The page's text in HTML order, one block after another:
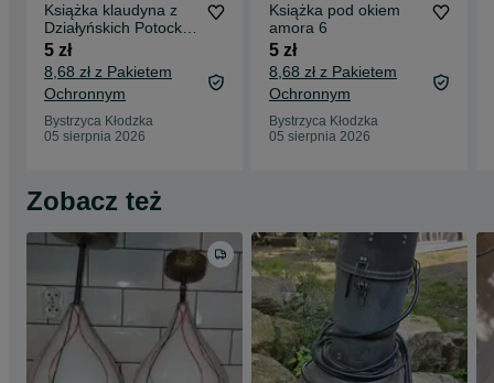
Książka klaudyna z
Działyńskich Potocka
6
5 zł
8,68 zł z Pakietem
Ochronnym
Bystrzyca Kłodzka
05 sierpnia 2026
Książka pod okiem
amora 6
5 zł
8,68 zł z Pakietem
Ochronnym
Bystrzyca Kłodzka
05 sierpnia 2026
Zobacz też